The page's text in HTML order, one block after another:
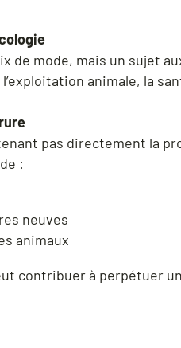
de mode, mais un sujet
animale, la
pas directement la
:
neuves
animaux
contribuer à perpétuer